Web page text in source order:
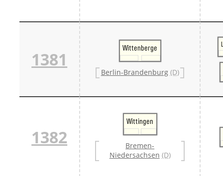
1381
Wittenberge
Berlin-Brandenburg (D)
1382
Wittingen
Bremen-
Niedersachsen (D)